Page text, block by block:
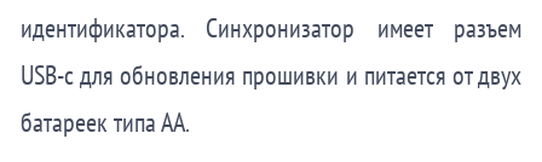
идентификатора. Синхронизатор имеет разъем
USB-c для обновления прошивки и питается от двух
батареек типа АА.